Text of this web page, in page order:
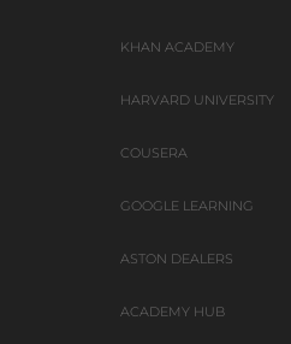
KHAN ACADEMY
HARVARD UNIVERSITY
COUSERA
GOOGLE LEARNING
ASTON DEALERS
ACADEMY HUB